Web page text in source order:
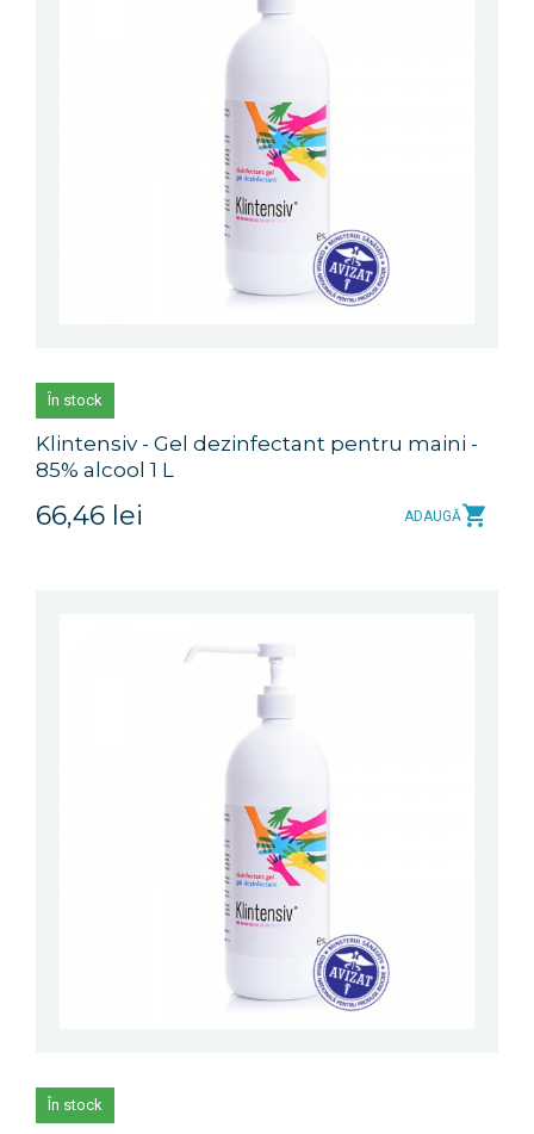
În stock
Klintensiv - Gel dezinfectant pentru maini -
85% alcool 1 L
66,46 lei ADAUGĂ
În stock